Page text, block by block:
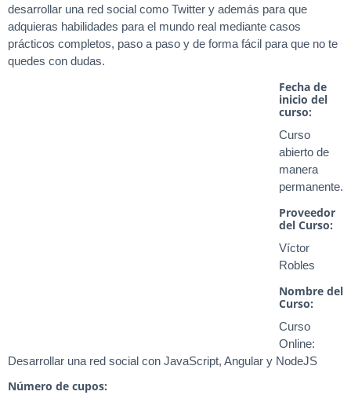
desarrollar una red social como Twitter y además para que
adquieras habilidades para el mundo real mediante casos
prácticos completos, paso a paso y de forma fácil para que no te
quedes con dudas.
Fecha de
inicio del
curso:
Curso
abierto de
manera
permanente.
Proveedor
del Curso:
Víctor
Robles
Nombre del
Curso:
Curso
Online:
Desarrollar una red social con JavaScript, Angular y NodeJS
Número de cupos: